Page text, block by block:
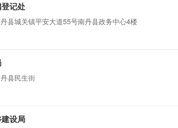
记处
县城关镇平安大道55号南丹县政务中心4楼
县民生街
设局